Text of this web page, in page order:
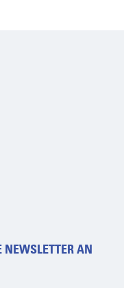
NEWSLETTER AN